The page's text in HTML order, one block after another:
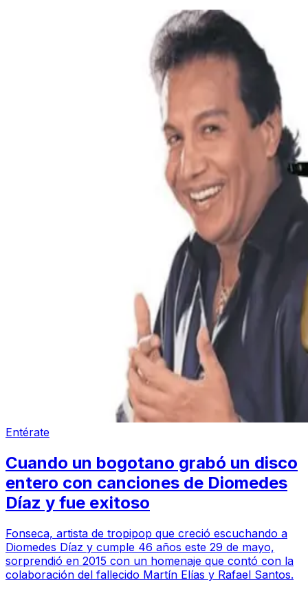
Entérate
Cuando un bogotano grabó un disco
entero con canciones de Diomedes
Díaz y fue exitoso
Fonseca, artista de tropipop que creció escuchando a
Diomedes Díaz y cumple 46 años este 29 de mayo,
sorprendió en 2015 con un homenaje que contó con la
colaboración del fallecido Martín Elías y Rafael Santos.